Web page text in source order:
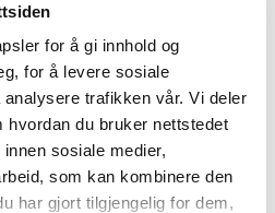
for å gi innhold og
for å levere sosiale
trafikken vår. Vi deler
hvordan du bruker nettstedet
sosiale medier,
som kan kombinere den
har gjort tilgjengelig for dem,